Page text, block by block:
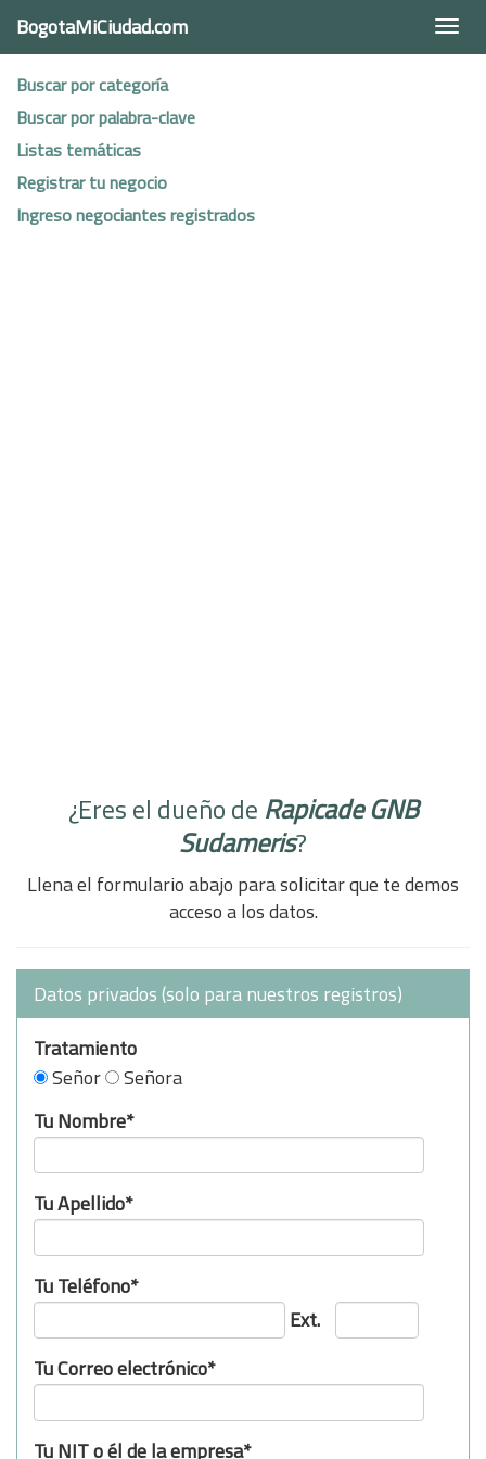
BogotaMiCiudad.com
Buscar por categoría
Buscar por palabra-clave
Listas temáticas
Registrar tu negocio
Ingreso negociantes registrados
¿Eres el dueño de Rapicade GNB
Sudameris?
Llena el formulario abajo para solicitar que te demos
acceso a los datos.
Datos privados (solo para nuestros registros)
Tratamiento
Señor
Señora
Tu Nombre*
Tu Apellido*
Tu Teléfono*
Ext.
Tu Correo electrónico*
Tu NIT o él de la empresa*